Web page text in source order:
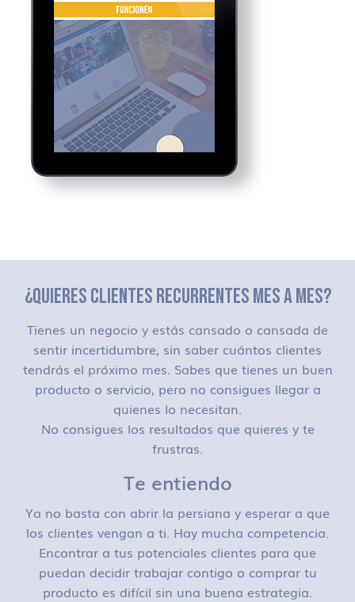
¿QUIERES CLIENTES RECURRENTES MES A MES?
Tienes un negocio y estás cansado o cansada de
sentir incertidumbre, sin saber cuántos clientes
tendrás el próximo mes. Sabes que tienes un buen
producto o servicio, pero no consigues llegar a
quienes lo necesitan.
No consigues los resultados que quieres y te
frustras.
Te entiendo
Ya no basta con abrir la persiana y esperar a que
los clientes vengan a ti. Hay mucha competencia.
Encontrar a tus potenciales clientes para que
puedan decidir trabajar contigo o comprar tu
producto es difícil sin una buena estrategia.